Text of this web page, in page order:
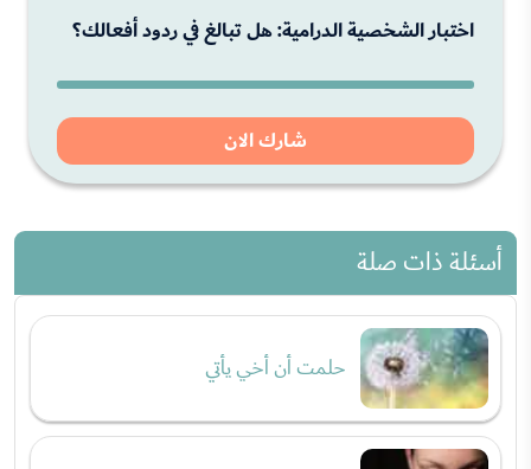
اختبار الشخصية الدرامية: هل تبالغ في ردود أفعالك؟
شارك الان
أسئلة ذات صلة
حلمت أن أخي يأتي